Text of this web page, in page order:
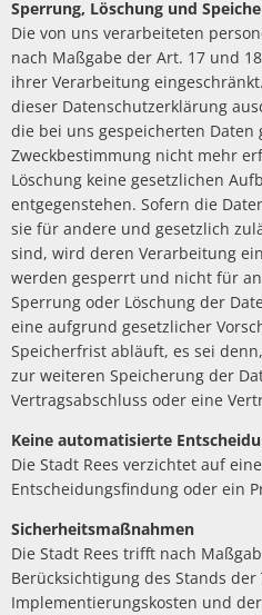
Sperrung, Löschung und
Die von uns verarbeiteten
nach Maßgabe der Art. 17 und
ihrer Verarbeitung
dieser Datenschutzerklärung
die bei uns gespeicherten
Zweckbestimmung nicht mehr
Löschung keine gesetzlichen
entgegenstehen. Sofern die
sie für andere und gesetzlich
sind, wird deren Verarbeitung
werden gesperrt und nicht für
Sperrung oder Löschung der
eine aufgrund gesetzlicher
Speicherfrist abläuft, es sei
zur weiteren Speicherung der
Vertragsabschluss oder eine
Keine automatisierte
Die Stadt Rees verzichtet auf
Entscheidungsfindung oder ein
Sicherheitsmaßnahmen
Die Stadt Rees trifft nach
Berücksichtigung des Stands der
Implementierungskosten und